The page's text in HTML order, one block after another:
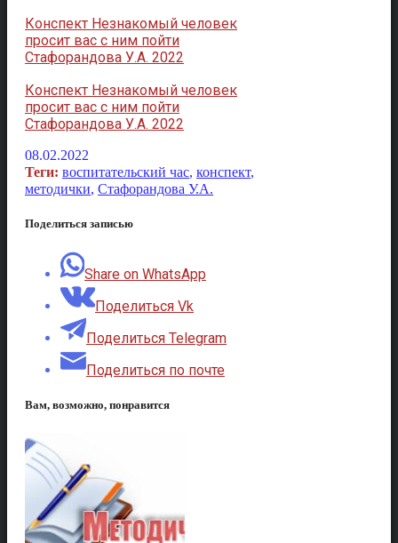
Конспект Незнакомый человек
просит вас с ним пойти
Стафорандова У.А. 2022
Конспект Незнакомый человек
просит вас с ним пойти
Стафорандова У.А. 2022
08.02.2022
Теги: воспитательский час, конспект,
методички, Стафорандова У.А.
Поделиться записью
Share on WhatsApp
Поделиться Vk
Поделиться Telegram
Поделиться по почте
Вам, возможно, понравится